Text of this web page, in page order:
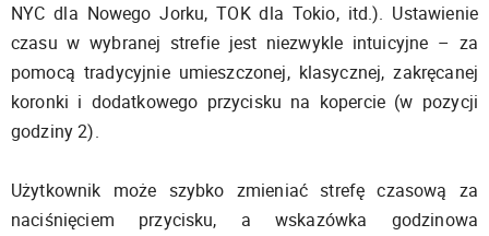
NYC dla Nowego Jorku, TOK dla Tokio, itd.). Ustawienie
czasu w wybranej strefie jest niezwykle intuicyjne – za
pomocą tradycyjnie umieszczonej, klasycznej, zakręcanej
koronki i dodatkowego przycisku na kopercie (w pozycji
godziny 2).
Użytkownik może szybko zmieniać strefę czasową za
naciśnięciem przycisku, a wskazówka godzinowa